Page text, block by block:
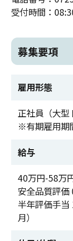
受付時間：
募集要項
雇用形態
正社員（大型
※有期雇用期
給与
40万円-58万
安全品質評価
半年評価手
月）